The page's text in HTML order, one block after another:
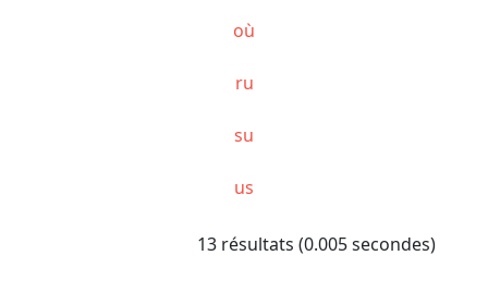
où
ru
su
us
13 résultats (0.005 secondes)